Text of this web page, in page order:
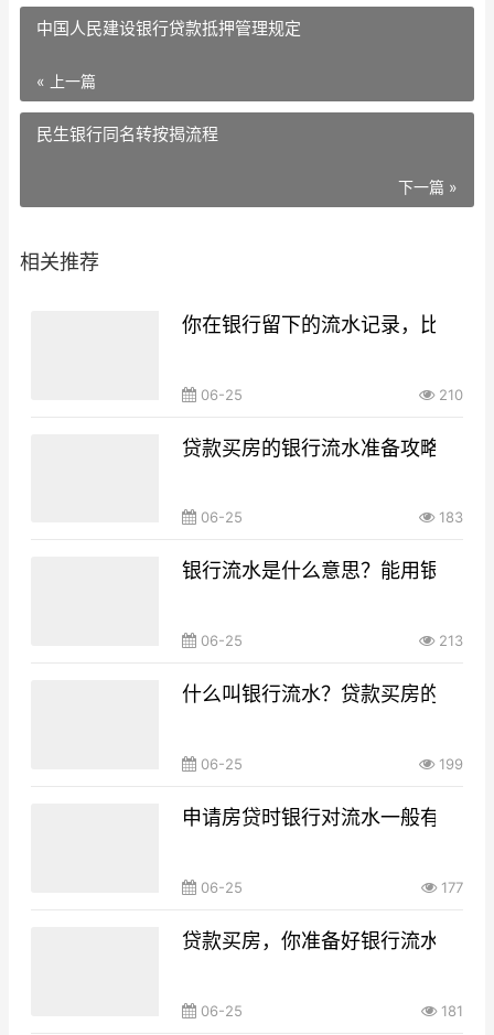
中国人民建设银行贷款抵押管理规定
« 上一篇
民生银行同名转按揭流程
下一篇 »
相关推荐
你在银行留下的流水记录，比你想
06-25 210
贷款买房的银行流水准备攻略，你
06-25 183
银行流水是什么意思？能用银行流
06-25 213
什么叫银行流水？贷款买房的银行
06-25 199
申请房贷时银行对流水一般有什么
06-25 177
贷款买房，你准备好银行流水了吗
06-25 181